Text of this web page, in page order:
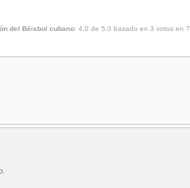
del Béisbol cubano: 4.0 de 5.0 basado en 3 votos en 7